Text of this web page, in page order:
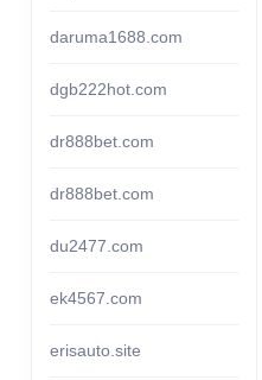
daruma1688.com
dgb222hot.com
dr888bet.com
dr888bet.com
du2477.com
ek4567.com
erisauto.site